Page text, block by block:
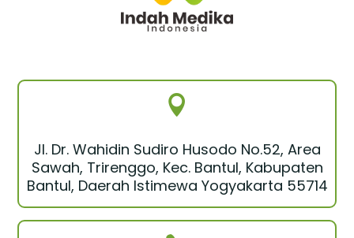

Jl. Dr. Wahidin Sudiro Husodo No.52, Area
Sawah, Trirenggo, Kec. Bantul, Kabupaten
Bantul, Daerah Istimewa Yogyakarta 55714